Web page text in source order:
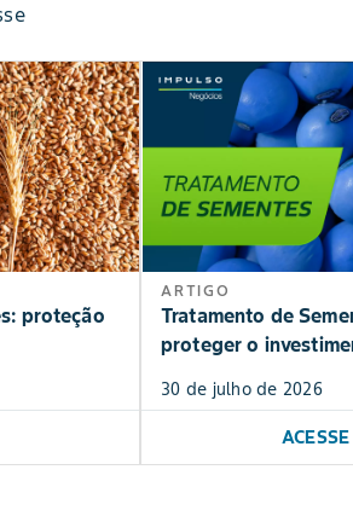
proteção
ARTIGO
Tratamento de
proteger o
30 de julho de 2026
ACESSE